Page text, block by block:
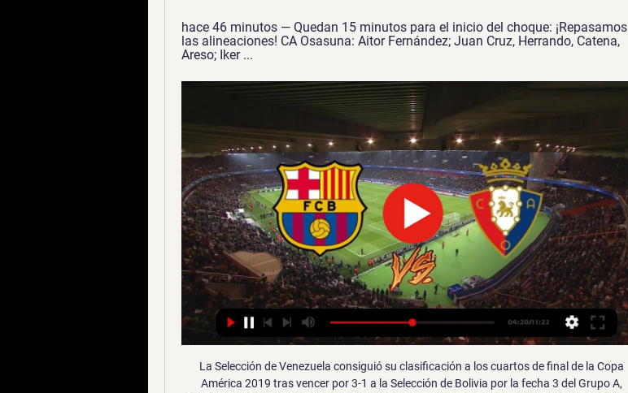
hace 46 minutos — Quedan 15 minutos para el inicio del choque: ¡Repasamos
las alineaciones! CA Osasuna: Aitor Fernández; Juan Cruz, Herrando, Catena,
Areso; Iker ...
La Selección de Venezuela consiguió su clasificación a los cuartos de final de la Copa América 2019 tras vencer por 3-1 a la Selección de Bolivia por la fecha 3 del Grupo A, encuentro que se llevó a cabo en el Mineirao. Un cabezazo relámpago de Machís a centro del lateral Ronald Hernández

Vender los uniforme del Universidad de Chile baratos,uniformes de futbol replicas chinas,uniformes deportivos de futbol,uniformes de futbol para mujeres,niños etcetera.

Barcelona vs. Osasuna, en directo: Resultado en vivo hace 19 minutos — Barcelona y Osasuna se enfrentan por la semifinal de la Supercopa de España 2024. Resultado, goles y resumen del partido.

Barcelona vs Osasuna EN VIVO: ¿cómo ver transmisión TV hace 11 horas — Cobertura en tiempo real del partido Barcelona vs Osasuna en vivo y online, correspondiente a la Semifinal del torneo 2023-2024 de la ...

Segunda División Profesional Regular Season | Promotion Playoff Regular Season NB: AA Durazno FC did not enter, CA Progreso readmitted Final Table: 1.Central Español FC 24 16 6 2 47-18 54 Promoted 2.CA Juventud (Las Piedras) 24 12 7 5 37-22 43 Promoted ----- 3.

Dónde ver el Barcelona vs Osasuna en directo online hace 1 hora — Dónde ver online gratis en vivo el partido del Barcelona hoy contra el Osasuna y en qué canal echan la Supercopa de España en directo.

Guaiqueries De Margarita. Panteras De Miranda v Guaiqueries De Margarita L: 106-90 : Venezuela Copa LPB: 06/15 22:00-Panteras De Miranda v Guaiqueries De Margarita -View: Venezuela LPB: 06/02 22:00-Bucaneros v Guaiqueries De Margarita.

Barcelona vs. Osasuna: ¿A qué hora y dónde ver EN VIVO hace 38 minutos — Sigue las incidencias de Barcelona ante Osasuna en Riad por la Supercopa de España. El ganador enfrentará al Real Madrid en la final.

Problemas resueltos de potencial electrico 1. PROBLEMAS RESUELTOS El motor de un vehículo proporciona un par de 120 N·m a 3000 r.p.m. Si el sistema mecánico de transmisión a las cuatro ruedas tiene un rendimiento del 80%, ¿de qué potencia dispondremos en las ruedas del vehículo?

FC Barcelona vs CA Osasuna en TV: Cuándo y dónde ver hace 21 horas — En España, el Barça-Osasuna será televisado en directo el jueves 11 de enero a partir de las 20:00 horas​ por Movistar Supercopa de España a ...

Dónde ver Barcelona vs Osasuna EN VIVO Supercopa hace 26 minutos — Barcelona vs Osasuna EN VIVO: hora y canal para la Supercopa este jueves El Al Awal Park at King Saud University Stadium de Riyadh se prepara ...

¡Estudiar en línea con validez oficial es posible! Contamos con becas exclusivas para estudiar en línea con universidades de prestigio y validez oficial. Somos los únicos en el mercado que te ayudan a tomar una decisión basada en opiniones reales y asesoría gratuita.

En Directo: Club Deportivo Numancia de Soria S.A.D. - Real Sporting de Gijón S.A.D.. Partido de LaLiga 123 2018-2019. Últimas noticias, clasificación, resultados y mucho más …

Osasuna: marcadores en directo, resultados y partidos, FC Flashscore.es proporciona marcadores en directo del Osasuna, resultados parciales FC Barcelona - CA Osasuna, 17.01. CA Osasuna - Real Sociedad, 21.01. CA ...

Noticias e información de todas las divisiones del fútbol argentino, Inferiores, Futsal, Fútbol Femenino, Selección. Estadísticas de Argentina, ligas internacionales, copa de clubes, torneos entre selecciones.

Avenida Bartolomé Mitre, 5700. Wilde. Buenos Aires. Lic. Carolina Sapoznik, psicóloga. Terapeuta cognitivo conductual. Atención a adolescentes y adultos. Modalidad de terapia breve, focalizada al problema. Comunicate al 15-5482-1080 o…

Liverpool El equipo de Messi stá a sólo dos pasos de volver a una final que no disputa desde 2015. El Barcelona tiene el sueño de volver a reinar en Europa, donde está brillando esta temporada, y ya está en las semifinales de la Champions League 2018-19, es decir, a sólo dos pasos de volver a estar en una final que no pisa desde 2015.

▶️ Barcelona vs Osasuna - en vivo ver partido online y Ver el infográfico sobre Barcelona vs Osasuna - Sporticos.com - es un servicio web que presenta la información de los partidos de futbol por medio de ...

Alianza Petrolera vs. Atlético Huila - 8 aprile 2018 - Soccerway. Bahasa - Indonesia; Chinese (simplified) Deutsch; English - Australia; English - Canada; English - Ghana; English - International; English - Ireland; English - Kenya; English - Malaysia; English - Nigeria; English - Nordics;

Atlético Tucumán sumó esta lunes sus primeros tres puntos en la Superliga al vencer con lo justo y sobre la hora por 1 a 0 a Godoy Cruz, que sufrió la tercera derrota consecutiva y quedó hundido en un mar de dudas sobre la continuidad de su entrenador Lucas Bernardi.

Mira la infografía del Real Sociedad vs Eibar - Sporticos.com - Estadísticas de fútbol en forma de infografías. Más de 60 ligas disponibles alrededor del mundo.

AC Oulu . ProTipster Pronósticos Deportivos Futbol Finlandia Ykkonen AC Kajaani v AC Oulu. Formato cuotas : Decimal . Fraccional . Linea de dinero . Todos los deportes Futbol Baloncesto Tenis Hockey sobre hielo Cricket Rugby Beisbol Futbol americano. Buscar Torneo/Partido

Excursionistas ascendió hoy a la B Metropolitana, luego de 21 años de ausencia, tras coronarse campeón al derrotar 1-0 a Sacachispas, en partido de la última fecha del torneo de la Primera C. El encuentro se disputó en su estadio del Bajo Belgrano, fue controlado por Leandro Rey Hilfer y el

Noticias, ¡Se sumó un canal a la transmisión del Campeonato!. Este martes en el Comité Ejecutivo de la Federación Ecuatoriana de Fútbol se dio a conocer los canales que transmitirán los partidos de los diferentes equipos para este 2015.

Barcelona - Osasuna EN DIRECTO AHORA hace 58 minutos — Ver Barcelona - Osasuna EN DIRECTO y por TV por la semifinal de la Supercopa de España. Revisa los canales TV, horarios, alineaciones y más ...

Sergio Gutiérrez Ferrol 4–6, 6–3, 4–0 ret. Jeremy Jahn Jordi Samper-Montaña Tomislav Jotovski: Miljan Zekić Javier Barranco Cosano Sergi Pérez Contri Péter Nagy: Marco Bortolotti Julian Ocleppo 1–0 ret. Shunsuke Wakita Miljan Zekić: Turkey F1 Futures Antalya, Turkey Hard $15,000 Singles and Doubles Draws: Gianluigi Quinzi 3–6, 6.

El Live Centre de Resultados.com (disponible para las principales ligas) proporciona estadísticas detalladas (posesión de balón, remates a puerta/fuera, lanzamientos de falta, córneres, faltas), alineaciones y comentarios en directo. ¡Consulta ahora los marcadores de Cimarrones de Sonora en vivo y otros marcadores de fútbol en Resultados.com!

Resultado Central Ballester vs. Liniers, Fútbol de Argentina, 11 de diciembre, 2018. Resultado, marcador, goles, tarjetas, alineaciones, jugadores, árbitros.

Somos orgulloso miembro de la Red Blogsportiva. Descubre más estrenos por categoría. Especial Más productos Calzado Videos Balones Repasos Moda Fútbol Europeo Fútbol Sudamericano Fútbol Mexicano Futbol Asiático Fútbol Africano Fútbol Norteamericano Selecciones Nacionales Anticipos Critica de productos Fútbol de Ascenso Estrenos.

Forma de contagio: Se transmite por contacto directo y prolongado (medio domiciliario o ambiente familiar) de la persona enferma con muchos bacilos en la piel, y la persona sana susceptible, esto es sin resistencia especifica a la infección, salvo los casos de Lepra Tuberculoide (LT) que sufren una forma de la infección atenuada por la.

Esas escuchas también provenían de una orden legal de pinchadura, del juez Ariel Lijo en una causa en la que quería saber si Parrilli había protegido al narco Ibar Pérez Corradi. Lo curioso es que la intervención fue directa, aunque Pérez Corradi ya había sido atrapado. Era obvio que iban a escuchar a la ex presidenta en ese teléfono.

En Directo: Villarreal Club de Fútbol SAD - FC Zenit Saint Petersburg. Partido de Liga Europa 2018-2019. Últimas noticias, clasificación, resultados y mucho más de Liga Europa en Leonoticias

BOLETÍN OFICIAL DEL ESTADO Núm. 258. Lunes 25 de octubre de 2010 Sec. III. Pág. 90002. III. OTRAS DISPOSICIONES. MINISTERIO DEL INTERIOR. 16277

Documentos oficiales con que el gobierno instruye al cuerpo legislativo de la provincia del origen y estado de las cuestiones pendientes con la Rep. de los Estados Unidos de …

- Primera Nacional - FERRO CARRIL OESTE 2 - BOCA UNIDOS 1. 02/04/2017 - 08:37 hs. Primera Nacional - FERRO CARRIL OESTE 2 - BOCA UNIDOS 1. Agónica victoria de Ferro. Inicio >. Ricardo Etcheverri, con un sentido homenaje por un nuevo aniversario de Malvinas y en un partido con muchas polémicas Ferro venció a Boca Unidos por 2 a 1.

rÉgimen jurÍdico de los lugares de culto en espaÑa. especial referencia a los instrumentos de planeamiento y gestiÓn urbanÍstica y a los mecanismos de control administrativo

Junior - Rionegro Águilas,. nuestros #Tiburones que buscarán la clasificación en nuestra casa en la vuelta de la Semifinal de la #LigaAguila JUNIOR Rionegro.. -- Aguilas Doradas Rionegro‏ @AguilasDoradasR 39 #El11DeHoy #Vamo. Inicio;. alineaciones Atletico Junior Destacada Liga Águila Rionegro Águilas Doradas ← Anterior nota.

Dónde ver el Barcelona vs Osasuna de la Supercopa de hace 6 horas — Barcelona y Osasuna se enfrentan en la segunda semifinal de la Supercopa de España buscando un puesto en la final frente al Real Madrid.

La ciencia nos cuenta que la naturaleza de una estrella de nieve o, más comúnmente conocida, como copo de nieve es inherente a la propia vida. Es la expresión mínima que el ojo humano puede ver donde se vea el nacimiento de la vida. Una estrella de nieve está formada por agua que, libremente, se…

Atlas suma 10 puntos en siete presentaciones gracias a tres victorias, tres derrotas y un empate. Además, el equipo de los zorros ha marcado ocho anotaciones, pero al contrario ha permitido 10. Su último encuentro fue un empate 1-1 como local ante los Tigres .

En tanto, el colectivo de la Línea 23 programó un desvío hacia el norte por Bartolomé Mitre, Libertad y Viamonte; mientras que anulará la parada de Paraná entre S